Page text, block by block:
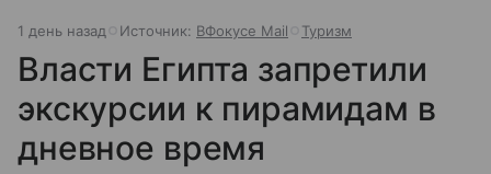
1 день назад Источник: ВФокусе Mail Туризм
Власти Египта запретили
экскурсии к пирамидам в
дневное время